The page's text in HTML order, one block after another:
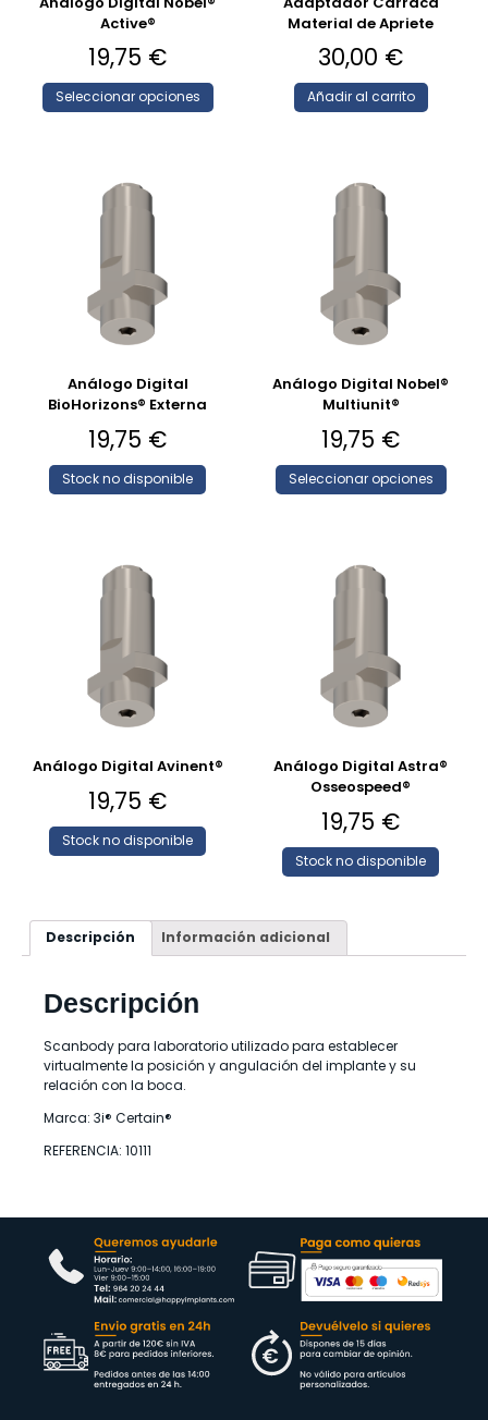
Active®
19,75 €
Seleccionar opciones
Material de Apriete
30,00 €
Añadir al carrito
Análogo Digital
BioHorizons® Externa
19,75 €
Stock no disponible
Análogo Digital Nobel®
Multiunit®
19,75 €
Seleccionar opciones
Análogo Digital Avinent®
19,75 €
Stock no disponible
Análogo Digital Astra®
Osseospeed®
19,75 €
Stock no disponible
Descripción Información adicional
Descripción
Scanbody para laboratorio utilizado para establecer
virtualmente la posición y angulación del implante y su
relación con la boca.
Marca: 3i® Certain®
REFERENCIA: 10111